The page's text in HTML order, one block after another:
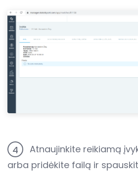
4
Atnaujinkite reikiamą
arba pridėkite failą ir